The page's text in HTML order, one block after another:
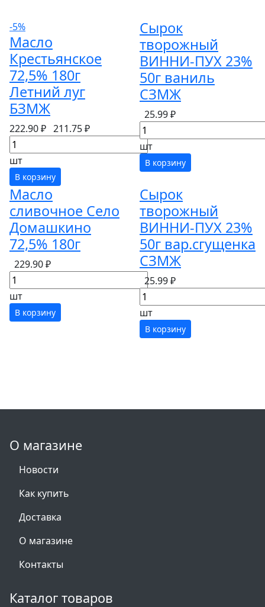
-5%
Масло
Крестьянское
72,5% 180г
Летний луг
БЗМЖ
222.90 ₽ 211.75 ₽
шт
В корзину
Сырок
творожный
ВИННИ-ПУХ 23%
50г ваниль
СЗМЖ
25.99 ₽
шт
В корзину
Масло
сливочное Село
Домашкино
72,5% 180г
229.90 ₽
шт
В корзину
Сырок
творожный
ВИННИ-ПУХ 23%
50г вар.сгущенка
СЗМЖ
25.99 ₽
шт
В корзину
О магазине
Новости
Как купить
Доставка
О магазине
Контакты
Каталог товаров